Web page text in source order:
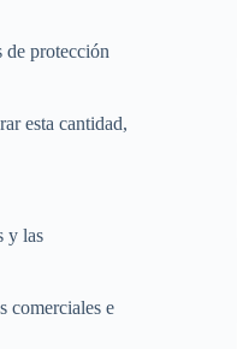
de protección
esta cantidad,
y las
comerciales e